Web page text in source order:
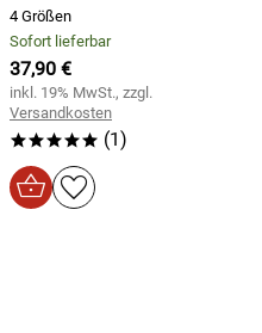
4 Größen
Sofort lieferbar
37,90 €
inkl. 19% MwSt., zzgl.
Versandkosten
***** (1)